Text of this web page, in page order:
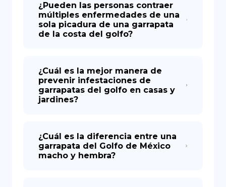
¿Pueden las personas contraer
múltiples enfermedades de una
sola picadura de una garrapata
de la costa del golfo?
¿Cuál es la mejor manera de
prevenir infestaciones de
garrapatas del golfo en casas y
jardines?
¿Cuál es la diferencia entre una
garrapata del Golfo de México
macho y hembra?